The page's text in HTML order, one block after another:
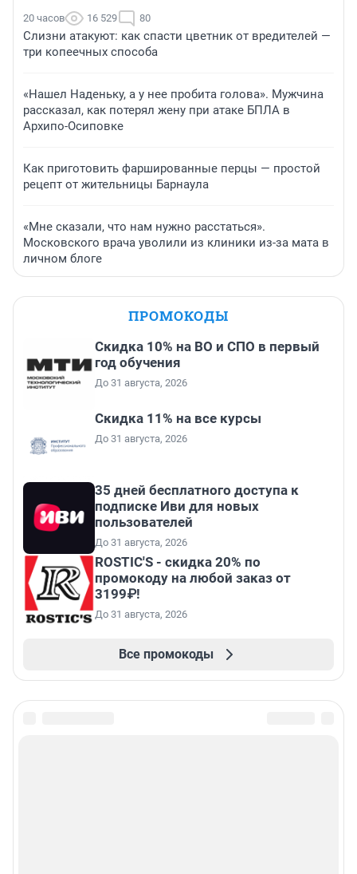
20 часов 16 529 80
Слизни атакуют: как спасти цветник от вредителей —
три копеечных способа
«Нашел Наденьку, а у нее пробита голова». Мужчина
рассказал, как потерял жену при атаке БПЛА в
Архипо-Осиповке
Как приготовить фаршированные перцы — простой
рецепт от жительницы Барнаула
«Мне сказали, что нам нужно расстаться».
Московского врача уволили из клиники из-за мата в
личном блоге
ПРОМОКОДЫ
Скидка 10% на ВО и СПО в первый
год обучения
До 31 августа, 2026
Скидка 11% на все курсы
До 31 августа, 2026
35 дней бесплатного доступа к
подписке Иви для новых
пользователей
До 31 августа, 2026
ROSTIC'S - скидка 20% по
промокоду на любой заказ от
3199₽!
До 31 августа, 2026
Все промокоды